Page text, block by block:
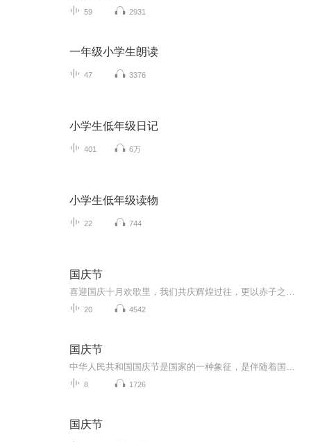
59 2931
一年级小学生朗读
47 3376
小学生低年级日记
401 6万
小学生低年级读物
22 744
国庆节
20 4542
国庆节
8 1726
国庆节